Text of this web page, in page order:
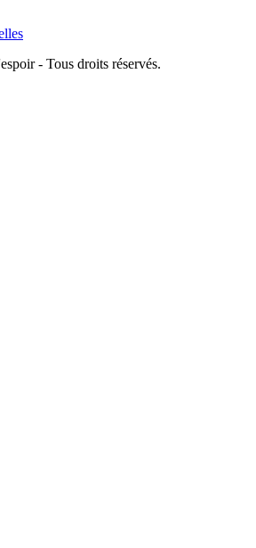
- Tous droits réservés.